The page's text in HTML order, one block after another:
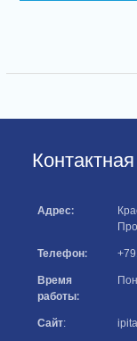
Адрес:
Телефон:
Время
работы:
Сайт: